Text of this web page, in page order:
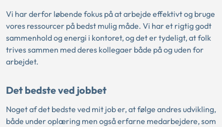
Vi har derfor løbende fokus på at arbejde effektivt og bruge
vores ressourcer på bedst mulig måde. Vi har et rigtig godt
sammenhold og energi i kontoret, og det er tydeligt, at folk
trives sammen med deres kollegaer både på og uden for
arbejdet.
Det bedste ved jobbet
Noget af det bedste ved mit job er, at følge andres udvikling,
både under oplæring men også erfarne medarbejdere, som